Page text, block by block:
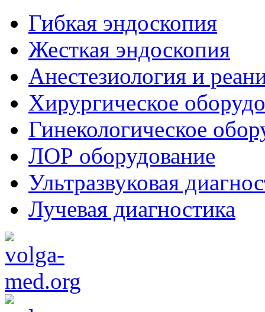
Гибкая эндоскопия
Жесткая эндоскопия
Анестезиология и
Хирургическое
Гинекологическое
ЛОР оборудование
Ультразвуковая
Лучевая диагностика